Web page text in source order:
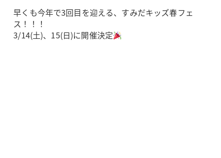
早くも今年で3回目を迎える、すみだキッズ春フェ
ス！！！
3/14(土)、15(日)に開催決定